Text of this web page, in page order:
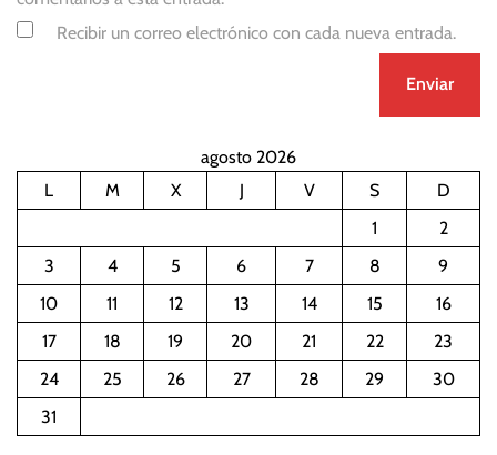
Recibir un correo electrónico con cada nueva entrada.
agosto 2026
L
M X J V S
D
1
2
3
4 5 6 7 8
9
10
11 12 13 14 15
16
17
18 19 20 21 22
23
24
25 26 27 28 29
30
31